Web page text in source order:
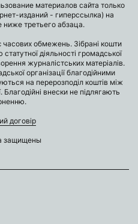
материалов сайта только
изданий - гиперссылка) на
ниже третьего абзаца.
обмежень. Зібрані кошти
діяльності громадської
журналістських матеріалів.
організації благодійними
на перерозподіл коштів між
Благодійні внески не підлягають
договір
защищены